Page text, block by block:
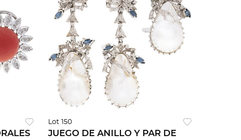
Lot 150
JUEGO DE ANILLO Y PAR DE